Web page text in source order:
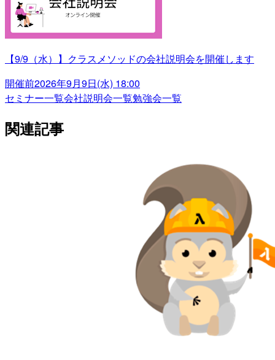
【9/9（水）】クラスメソッドの会社説明会を開催します
開催前2026年9月9日(水) 18:00
セミナー一覧会社説明会一覧勉強会一覧
関連記事